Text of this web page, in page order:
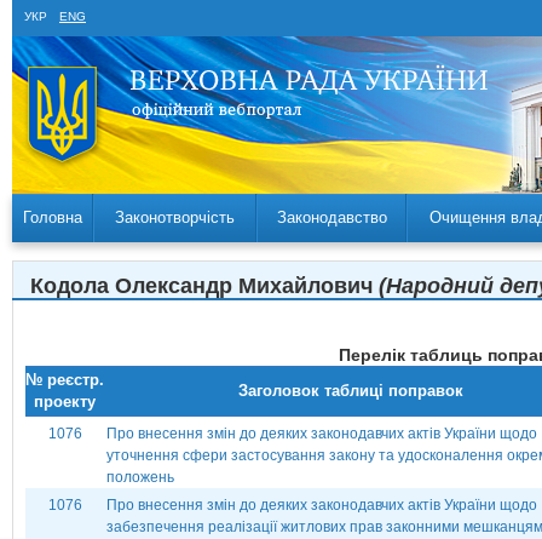
УКР ENG
Головна Законотворчість Законодавство Очищення
Кодола Олександр Михайлович (Народний
Перелік таблиць
№ реєстр.
проекту
Заголовок таблиці поправок
1076
Про внесення змін до деяких законодавчих актів України щодо
уточнення сфери застосування закону та удосконалення
положень
1076
Про внесення змін до деяких законодавчих актів України щодо
забезпечення реалізації житлових прав законними